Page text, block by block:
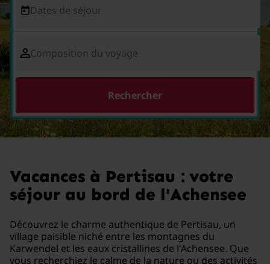
Dates de séjour
Composition du voyage
Rechercher
Vacances à Pertisau : votre
séjour au bord de l'Achensee
Découvrez le charme authentique de Pertisau, un
village paisible niché entre les montagnes du
Karwendel et les eaux cristallines de l'Achensee. Que
vous recherchiez le calme de la nature ou des activités